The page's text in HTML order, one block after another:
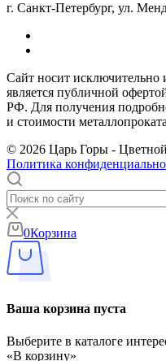
г. Санкт-Петербург, ул.
Сайт носит
является публичной
РФ. Для получения
и стоимости
© 2026 Царь Горы -
Политика
0Корзина
Ваша корзина пуста
Выберите в каталоге
«В корзину»